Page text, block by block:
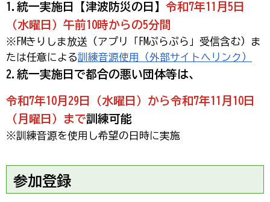
1.統一実施日【津波防災の日】 令和7年11月5日
（水曜日）午前10時からの5分間
※FMきりしま放送（アプリ「FMぷらぷら」受信含む）ま
たは任意による訓練音源使用（外部サイトへリンク）
2.統一実施日で都合の悪い団体等は、
令和7年10月29日（水曜日）から令和7年11月10日
（月曜日）まで訓練可能
※訓練音源を使用し希望の日時に実施
参加登録